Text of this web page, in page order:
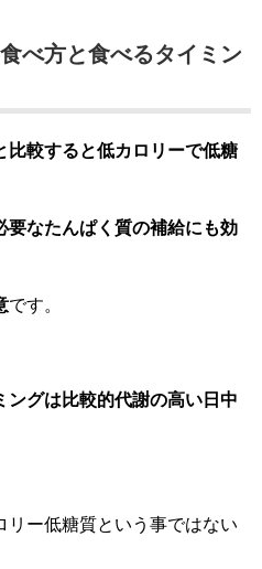
べ方と食べるタイミン
比較すると低カロリーで低糖
要なたんぱく質の補給にも効
です。
ングは比較的代謝の高い日中
リー低糖質という事ではない